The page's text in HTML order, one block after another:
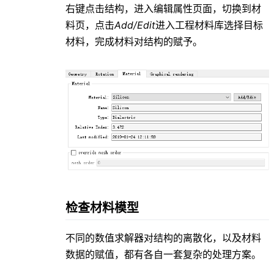
右键点击结构，进入编辑属性页面，切换到材
料页，点击Add/Edit进入工程材料库选择目标
材料，完成材料对结构的赋予。
检查材料模型
不同的数值求解器对结构的离散化，以及材料
数据的赋值，都有各自一套复杂的处理方案。